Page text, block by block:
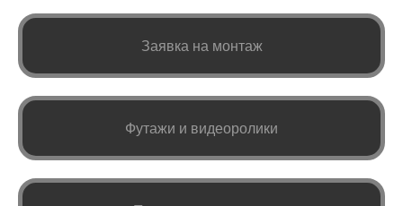
Заявка на монтаж
Футажи и видеоролики